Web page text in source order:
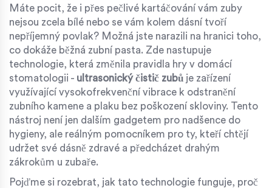
Máte pocit, že i přes pečlivé kartáčování vám zuby
nejsou zcela bílé nebo se vám kolem dásní tvoří
nepříjemný povlak? Možná jste narazili na hranici toho,
co dokáže běžná zubní pasta. Zde nastupuje
technologie, která změnila pravidla hry v domácí
stomatologii - ultrasonický čistič zubů je zařízení
využívající vysokofrekvenční vibrace k odstranění
zubního kamene a plaku bez poškození skloviny. Tento
nástroj není jen dalším gadgetem pro nadšence do
hygieny, ale reálným pomocníkem pro ty, kteří chtějí
udržet své dásně zdravé a předcházet drahým
zákrokům u zubaře.
Pojďme si rozebrat, jak tato technologie funguje, proč